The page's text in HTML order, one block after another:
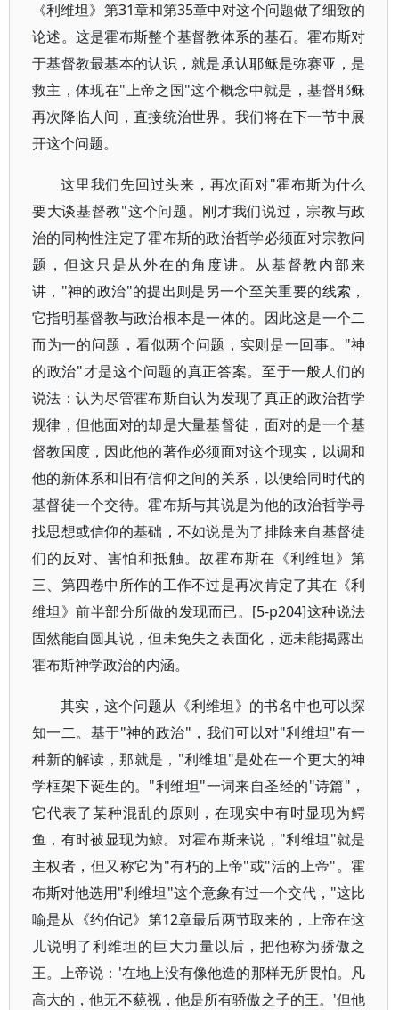
《利维坦》第31章和第35章中对这个问题做了细致的
论述。这是霍布斯整个基督教体系的基石。霍布斯对
于基督教最基本的认识，就是承认耶稣是弥赛亚，是
救主，体现在"上帝之国"这个概念中就是，基督耶稣
再次降临人间，直接统治世界。我们将在下一节中展
开这个问题。
这里我们先回过头来，再次面对"霍布斯为什么
要大谈基督教"这个问题。刚才我们说过，宗教与政
治的同构性注定了霍布斯的政治哲学必须面对宗教问
题，但这只是从外在的角度讲。从基督教内部来
讲，"神的政治"的提出则是另一个至关重要的线索，
它指明基督教与政治根本是一体的。因此这是一个二
而为一的问题，看似两个问题，实则是一回事。"神
的政治"才是这个问题的真正答案。至于一般人们的
说法：认为尽管霍布斯自认为发现了真正的政治哲学
规律，但他面对的却是大量基督徒，面对的是一个基
督教国度，因此他的著作必须面对这个现实，以调和
他的新体系和旧有信仰之间的关系，以便给同时代的
基督徒一个交待。霍布斯与其说是为他的政治哲学寻
找思想或信仰的基础，不如说是为了排除来自基督徒
们的反对、害怕和抵触。故霍布斯在《利维坦》第
三、第四卷中所作的工作不过是再次肯定了其在《利
维坦》前半部分所做的发现而已。[5-p204]这种说法
固然能自圆其说，但未免失之表面化，远未能揭露出
霍布斯神学政治的内涵。
其实，这个问题从《利维坦》的书名中也可以探
知一二。基于"神的政治"，我们可以对"利维坦"有一
种新的解读，那就是，"利维坦"是处在一个更大的神
学框架下诞生的。"利维坦"一词来自圣经的"诗篇"，
它代表了某种混乱的原则，在现实中有时显现为鳄
鱼，有时被显现为鲸。对霍布斯来说，"利维坦"就是
主权者，但又称它为"有朽的上帝"或"活的上帝"。霍
布斯对他选用"利维坦"这个意象有过一个交代，"这比
喻是从《约伯记》第12章最后两节取来的，上帝在这
儿说明了利维坦的巨大力量以后，把他称为骄傲之
王。上帝说：'在地上没有像他造的那样无所畏怕。凡
高大的，他无不藐视，他是所有骄傲之子的王。'但他